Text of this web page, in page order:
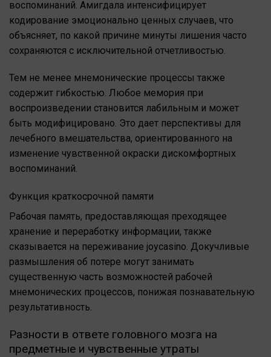
воспоминаний. Амигдала интенсифицирует
кодирование эмоционально ценных случаев, что
объясняет, по какой причине минуты лишения часто
сохраняются с исключительной отчетливостью.
Тем не менее мнемонические процессы также
содержит гибкостью. Любое мемория при
воспроизведении становится лабильным и может
быть модифицировано. Это дает перспективы для
лечебного вмешательства, ориентированного на
изменение чувственной окраски дискомфортных
воспоминаний.
Функция краткосрочной памяти
Рабочая память, предоставляющая преходящее
хранение и переработку информации, также
сказывается на переживание joycasino. Докучливые
размышления об потере могут занимать
существенную часть возможностей рабочей
мнемонических процессов, понижая познавательную
результативность.
Разности в ответе головного мозга на
предметные и чувственные утраты